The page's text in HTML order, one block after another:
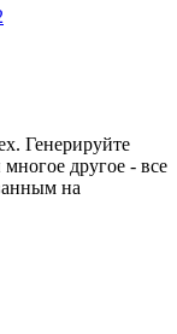
Генерируйте
другое - все
на